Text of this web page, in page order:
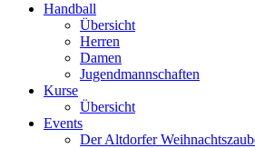
Handball
Übersicht
Herren
Damen
Jugendmannschaften
Kurse
Übersicht
Events
Der Altdorfer